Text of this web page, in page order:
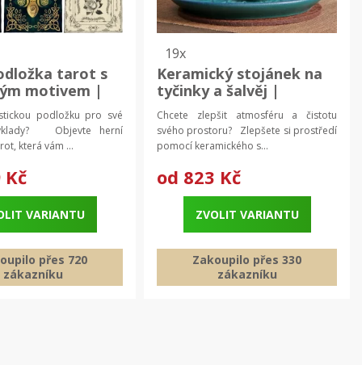
tarot s
motivem |
látková
podložku pro své
Objevte herní
která vám ...
Kč
VARIANTU
přes 720
zákazníku
19x
Keramický stojánek na
tyčinky a šalvěj |
keramický držák,
stojánek na kadidlo
Chcete zlepšit atmosféru a čistotu
svého prostoru? Zlepšete si prostředí
pomocí keramického s...
od 823 Kč
ZVOLIT VARIANTU
Zakoupilo přes 330
zákazníku